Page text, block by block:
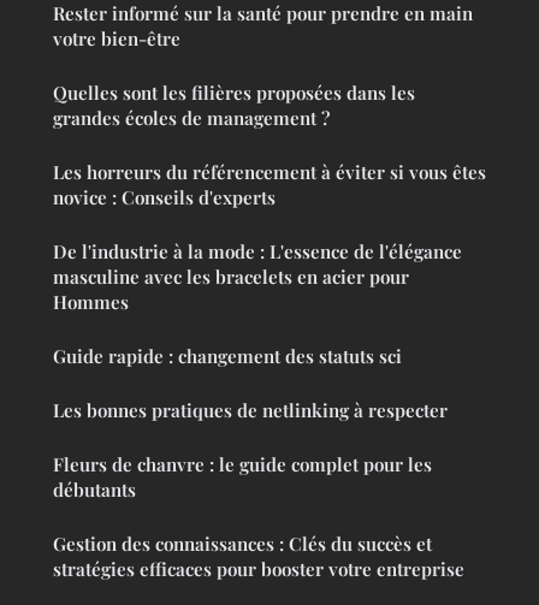
Rester informé sur la santé pour prendre en main
votre bien-être
Quelles sont les filières proposées dans les
grandes écoles de management ?
Les horreurs du référencement à éviter si vous êtes
novice : Conseils d'experts
De l'industrie à la mode : L'essence de l'élégance
masculine avec les bracelets en acier pour
Hommes
Guide rapide : changement des statuts sci
Les bonnes pratiques de netlinking à respecter
Fleurs de chanvre : le guide complet pour les
débutants
Gestion des connaissances : Clés du succès et
stratégies efficaces pour booster votre entreprise